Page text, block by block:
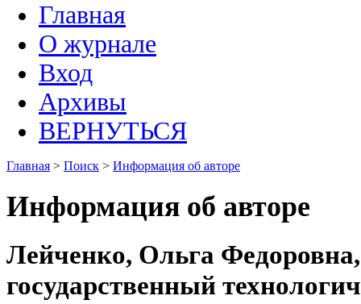
Главная
О журнале
Вход
Архивы
ВЕРНУТЬСЯ
Главная > Поиск > Информация об авторе
Информация об авторе
Лейченко, Ольга
государственный